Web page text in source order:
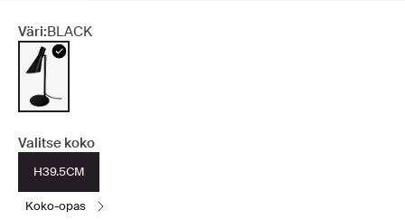
Väri:BLACK
Valitse koko
H39.5CM
koko-opas